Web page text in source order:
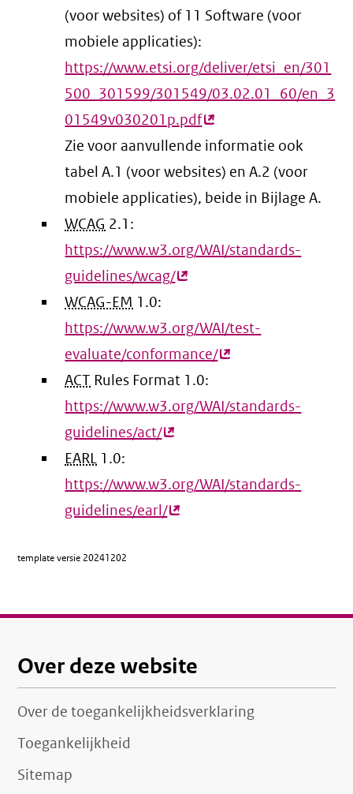
(voor websites) of 11 Software (voor
mobiele applicaties):
https://www.etsi.org/deliver/etsi_en/301
500_301599/301549/03.02.01_60/en_3
01549v030201p.pdf(externe
link)
Zie voor aanvullende informatie ook
tabel A.1 (voor websites) en A.2 (voor
mobiele applicaties), beide in Bijlage A.
WCAG 2.1:
https://www.w3.org/WAI/standards-
guidelines/wcag/(externe
WCAG-EM 1.0:
https://www.w3.org/WAI/test-
evaluate/conformance/(externe
ACT Rules Format 1.0:
https://www.w3.org/WAI/standards-
guidelines/act/(externe
EARL 1.0:
https://www.w3.org/WAI/standards-
guidelines/earl/(externe
template versie 20241202
Over deze website
Over de toegankelijkheidsverklaring
Toegankelijkheid
Sitemap